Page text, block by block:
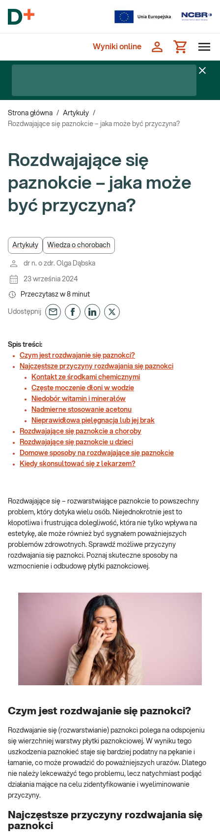
Wyniki online
Strona główna / Artykuły /
Rozdwajające się paznokcie – jaka może być przyczyna?
Rozdwajające się
paznokcie – jaka może
być przyczyna?
Artykuły Wiedza o chorobach
dr n. o zdr. Olga Dąbska
23 września 2024
Przeczytasz w 8 minut
Udostępnij
Spis treści:
Czym jest rozdwajanie się paznokci?
Najczęstsze przyczyny rozdwajania się paznokci
Kontakt ze środkami chemicznymi
Częste moczenie dłoni w wodzie
Niedobór witamin i minerałów
Nadmierne stosowanie acetonu
Nieprawidłowa pielęgnacja lub jej brak
Rozdwajające się paznokcie a choroby
Rozdwajające się paznokcie u dzieci
Domowe sposoby na rozdwajające się paznokcie
Kiedy skonsultować się z lekarzem?
Rozdwajające się – rozwarstwiające paznokcie to powszechny
problem, który dotyka wielu osób. Niejednokrotnie jest to
kłopotliwa i frustrująca dolegliwość, która nie tylko wpływa na
estetykę, ale może również być sygnałem poważniejszych
problemów zdrowotnych. Sprawdź możliwe przyczyny
rozdwajania się paznokci. Poznaj skuteczne sposoby na
wzmocnienie i odbudowę płytki paznokciowej.
Czym jest rozdwajanie się paznokci?
Rozdwajanie się (rozwarstwianie) paznokci polega na odspojeniu
się wierzchniej warstwy płytki paznokciowej. W wyniku tego
uszkodzenia paznokieć staje się bardziej podatny na pękanie i
łamanie, co może prowadzić do poważniejszych urazów. Dlatego
nie należy lekceważyć tego problemu, lecz natychmiast podjąć
działania mające na celu zidentyfikowanie i wyeliminowanie
przyczyny.
Najczęstsze przyczyny rozdwajania się
paznokci